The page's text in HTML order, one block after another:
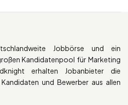
Jobbörse und ein
Kandidatenpool für Marketing
erhalten Jobanbieter die
und Bewerber aus allen